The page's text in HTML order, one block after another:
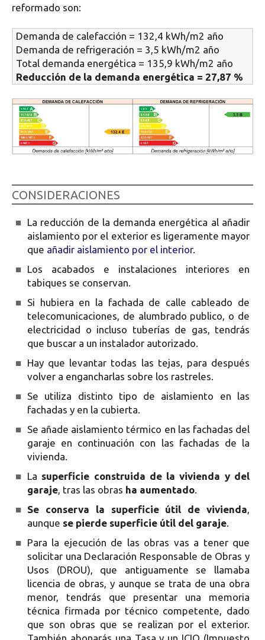
reformado son:
Demanda de calefacción = 132,4 kWh/m2 año
Demanda de refrigeración = 3,5 kWh/m2 año
Total demanda energética = 135,9 kWh/m2 año
Reducción de la demanda energética = 27,87 %
CONSIDERACIONES
■ La reducción de la demanda energética al añadir
aislamiento por el exterior es ligeramente mayor
que añadir aislamiento por el interior.
■ Los acabados e instalaciones interiores en
tabiques se conservan.
■ Si hubiera en la fachada de calle cableado de
telecomunicaciones, de alumbrado publico, o de
electricidad o incluso tuberías de gas, tendrás
que buscar a un instalador autorizado.
■ Hay que levantar todas las tejas, para después
volver a engancharlas sobre los rastreles.
■ Se utiliza distinto tipo de aislamiento en las
fachadas y en la cubierta.
■ Se añade aislamiento térmico en las fachadas del
garaje en continuación con las fachadas de la
vivienda.
■ La superficie construida de la vivienda y del
garaje, tras las obras ha aumentado.
■ Se conserva la superficie útil de vivienda,
aunque se pierde superficie útil del garaje.
■ Para la ejecución de las obras vas a tener que
solicitar una Declaración Responsable de Obras y
Usos (DROU), que antiguamente se llamaba
licencia de obras, y aunque se trata de una obra
menor, tendrás que presentar una memoria
técnica firmada por técnico competente, dado
que son obras que se realizan por el exterior.